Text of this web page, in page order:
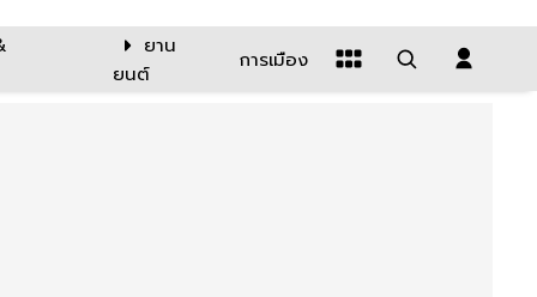
ยาน
ยนต์
การเมือง